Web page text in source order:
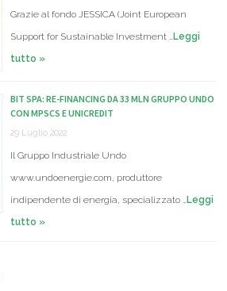
Grazie al fondo JESSICA (Joint European
Support for Sustainable Investment …Leggi
tutto »
BIT SPA: RE-FINANCING DA 33 MLN GRUPPO UNDO
CON MPSCS E UNICREDIT
29 Luglio 2022
Il Gruppo Industriale Undo
www.undoenergie.com, produttore
indipendente di energia, specializzato …Leggi
tutto »